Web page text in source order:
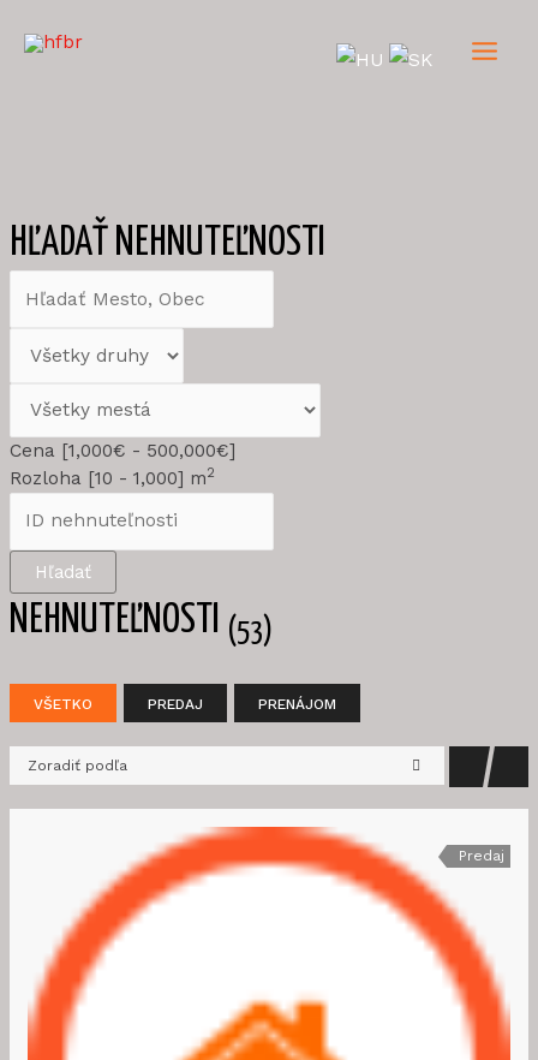
HĽADAŤ NEHNUTEĽNOSTI
Cena [1,000€ - 500,000€]
Rozloha [10 -1,000] m2
Hľadať
NEHNUTEĽNOSTI (53)
VŠETKO PREDAJ PRENÁJOM
Zoradiť podľa
Predaj